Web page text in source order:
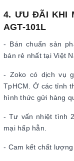
4. ƯU ĐÃI KHI
AGT-101L
- Bán chuẩn sản
bán rẻ nhất tại Việt
- Zoko có dịch vụ
TpHCM. Ở các tỉnh
hình thức gửi hàng
- Tư vấn nhiệt tình
mại hấp hẫn.
- Cam kết chất lượng